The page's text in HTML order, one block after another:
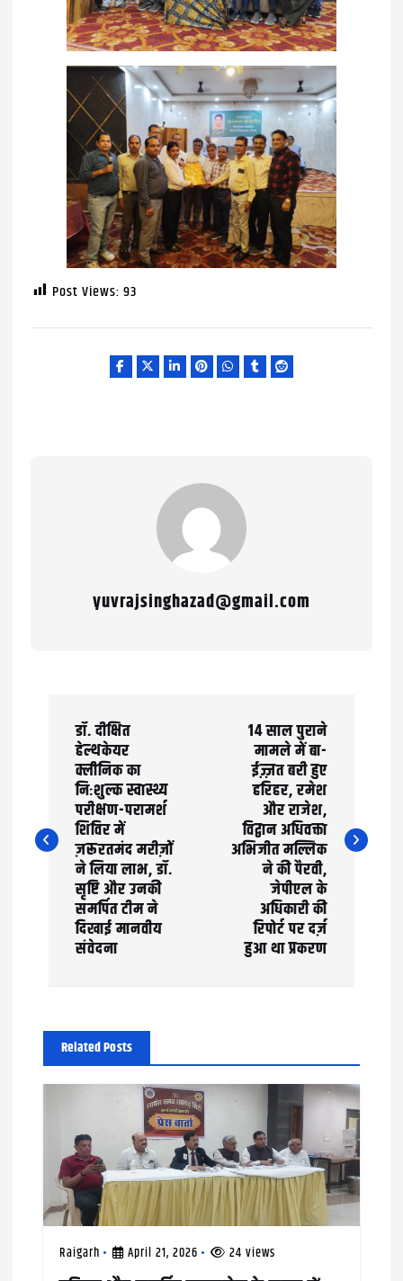
Post Views: 93
yuvrajsinghazad@gmail.com
t
n
a
डॉ. दीक्षित
हेल्थकेयर
क्लीनिक का
निःशुल्क स्वास्थ्य
परीक्षण-परामर्श
शिविर में
ज़रूरतमंद मरीज़ों
ने लिया लाभ, डॉ.
सृष्टि और उनकी
समर्पित टीम ने
दिखाई मानवीय
संवेदना
14 साल पुराने
मामले में बा-
ईज़्ज़त बरी हुए
हरिहर, रमेश
और राजेश,
विद्वान अधिवक्ता
अभिजीत मल्लिक
ने की पैरवी,
जेपीएल के
अधिकारी की
रिपोर्ट पर दर्ज़
हुआ था प्रकरण
Related Posts
Raigarh April 21, 2026 24 views